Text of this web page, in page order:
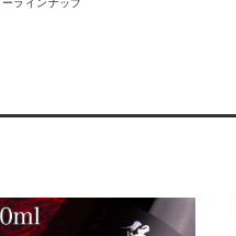
ラインナップ